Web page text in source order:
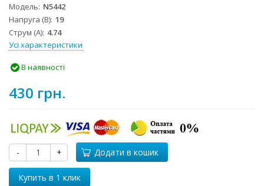
Модель N5442
Напруга (В) 19
Струм (А) 4.74
Усі характеристики
В наявності
430 грн.
- + Додати в кошик